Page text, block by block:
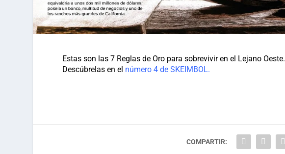
Estas son las 7 Reglas de Oro para sobrevivir en el Lejano Oeste.
Descúbrelas en el número 4 de SKEIMBOL.
COMPARTIR: